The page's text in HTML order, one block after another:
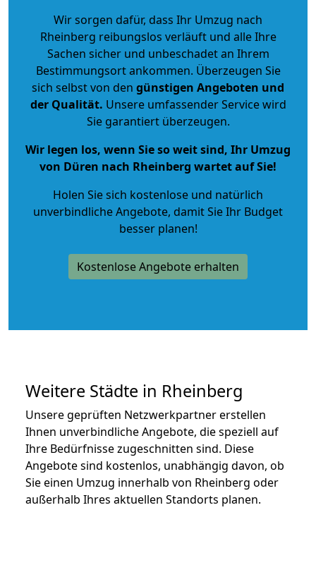
Wir sorgen dafür, dass Ihr Umzug nach
Rheinberg reibungslos verläuft und alle Ihre
Sachen sicher und unbeschadet an Ihrem
Bestimmungsort ankommen. Überzeugen Sie
sich selbst von den günstigen Angeboten und
der Qualität. Unsere umfassender Service wird
Sie garantiert überzeugen.
Wir legen los, wenn Sie so weit sind, Ihr Umzug
von Düren nach Rheinberg wartet auf Sie!
Holen Sie sich kostenlose und natürlich
unverbindliche Angebote, damit Sie Ihr Budget
besser planen!
Kostenlose Angebote erhalten
Weitere Städte in Rheinberg
Unsere geprüften Netzwerkpartner erstellen
Ihnen unverbindliche Angebote, die speziell auf
Ihre Bedürfnisse zugeschnitten sind. Diese
Angebote sind kostenlos, unabhängig davon, ob
Sie einen Umzug innerhalb von Rheinberg oder
außerhalb Ihres aktuellen Standorts planen.